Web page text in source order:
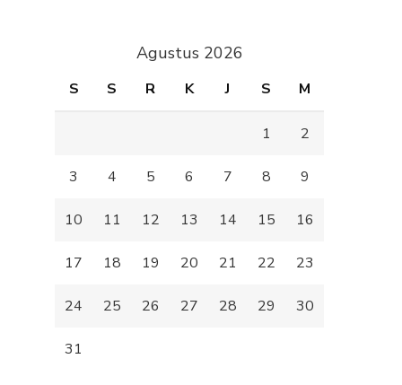
Agustus 2026
S S R K J S M
1 2
3 4 5 6 7 8 9
10 11 12 13 14 15 16
17 18 19 20 21 22 23
24 25 26 27 28 29 30
31